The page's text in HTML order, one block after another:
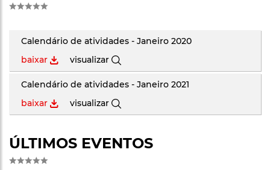
Calendário de atividades - Janeiro 2020
baixar
visualizar
Calendário de atividades - Janeiro 2021
baixar
visualizar
ÚLTIMOS EVENTOS